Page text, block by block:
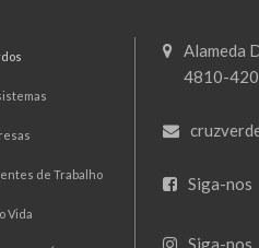
de Trabalho
Vida
Alameda
4810-420
Siga-nos
Siga-nos